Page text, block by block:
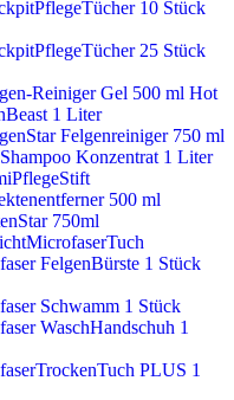
10 Stück
25 Stück
Reiniger Gel 500 ml Hot
1 Liter
Felgenreiniger 750 ml
Konzentrat 1 Liter
500 ml
750ml
FelgenBürste 1 Stück
Schwamm 1 Stück
WaschHandschuh 1
PLUS 1